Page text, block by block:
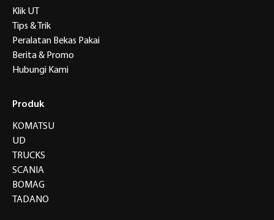
Klik UT
Tips & Trik
Peralatan Bekas Pakai
Berita & Promo
Hubungi Kami
Produk
KOMATSU
UD
TRUCKS
SCANIA
BOMAG
TADANO